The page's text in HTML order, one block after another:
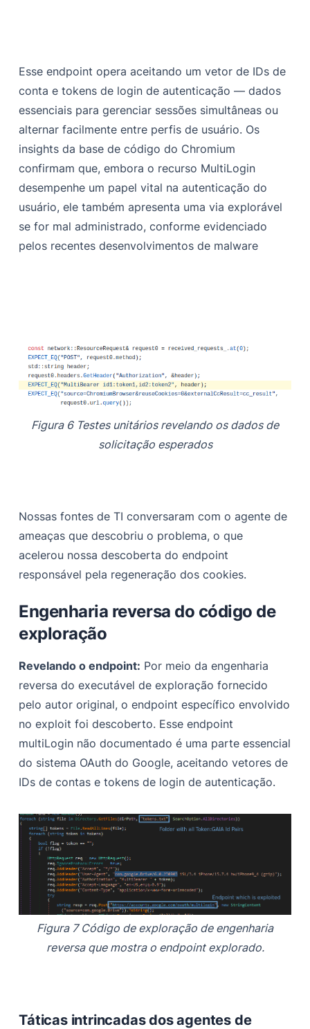
Esse endpoint opera aceitando um vetor de IDs de
conta e tokens de login de autenticação — dados
essenciais para gerenciar sessões simultâneas ou
alternar facilmente entre perfis de usuário. Os
insights da base de código do Chromium
confirmam que, embora o recurso MultiLogin
desempenhe um papel vital na autenticação do
usuário, ele também apresenta uma via explorável
se for mal administrado, conforme evidenciado
pelos recentes desenvolvimentos de malware
Figura 6 Testes unitários revelando os dados de
solicitação esperados
Nossas fontes de TI conversaram com o agente de
ameaças que descobriu o problema, o que
acelerou nossa descoberta do endpoint
responsável pela regeneração dos cookies.
Engenharia reversa do código de
exploração
Revelando o endpoint: Por meio da engenharia
reversa do executável de exploração fornecido
pelo autor original, o endpoint específico envolvido
no exploit foi descoberto. Esse endpoint
multiLogin não documentado é uma parte essencial
do sistema OAuth do Google, aceitando vetores de
IDs de contas e tokens de login de autenticação.
Figura 7 Código de exploração de engenharia
reversa que mostra o endpoint explorado.
Táticas intrincadas dos agentes de